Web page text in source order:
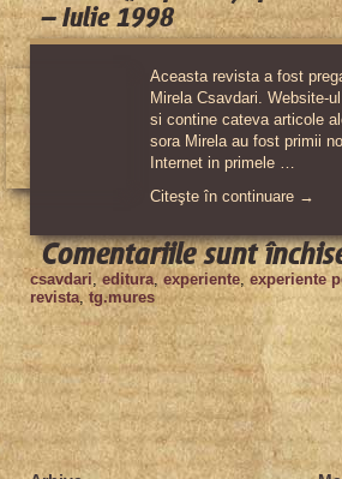
– Iulie 1998
Aceasta revista a fost
Mirela Csavdari. Website-
si contine cateva articole
sora Mirela au fost primii
Internet in primele …
Citeşte în continuare →
Comentariile sunt
csavdari,editura, experiente,experiente
revista,tg.mures